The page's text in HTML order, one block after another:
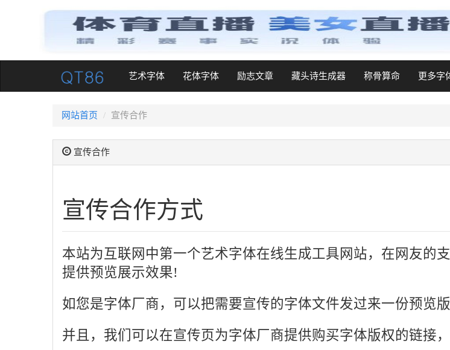
艺术字体(current)花体字体 励志文章 藏头诗生成器 称骨算命 更多字
网站首页 宣传合作
宣传合作
宣传合作方式
本站为互联网中第一个艺术字体在线生成工具网站，在网友的
提供预览展示效果!
如您是字体厂商，可以把需要宣传的字体文件发过来一份预览
并且，我们可以在宣传页为字体厂商提供购买字体版权的链接